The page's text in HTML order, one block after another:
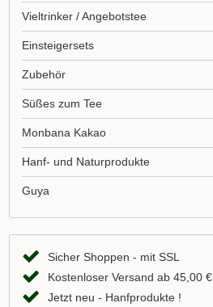
Vieltrinker / Angebotstee
Einsteigersets
Zubehör
Süßes zum Tee
Monbana Kakao
Hanf- und Naturprodukte
Guya
Sicher Shoppen - mit SSL
Kostenloser Versand ab 45,00 €
Jetzt neu - Hanfprodukte !